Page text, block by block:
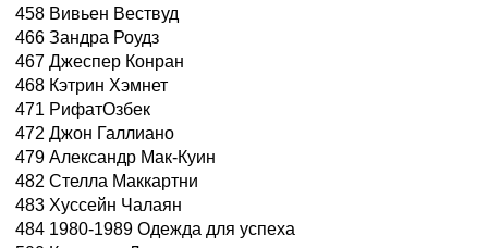
458 Вивьен Вествуд
466 Зандра Роудз
467 Джеспер Конран
468 Кэтрин Хэмнет
471 РифатОзбек
472 Джон Галлиано
479 Александр Мак-Куин
482 Стелла Маккартни
483 Хуссейн Чалаян
484 1980-1989 Одежда для успеха